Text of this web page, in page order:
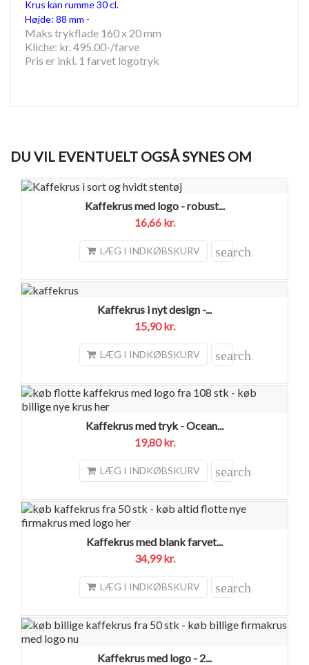
Krus kan rumme 30 cl.
Højde: 88 mm -
Maks trykflade 160 x 20 mm
Kliche: kr. 495.00-/farve
Pris er inkl. 1 farvet logotryk
DU VIL EVENTUELT OGSÅ SYNES OM
Kaffekrus med logo - robust...
16,66 kr.
LÆG I INDKØBSKURV search
Kaffekrus i nyt design -...
15,90 kr.
LÆG I INDKØBSKURV search
Kaffekrus med tryk - Ocean...
19,80 kr.
LÆG I INDKØBSKURV search
Kaffekrus med blank farvet...
34,99 kr.
LÆG I INDKØBSKURV search
Kaffekrus med logo - 2...